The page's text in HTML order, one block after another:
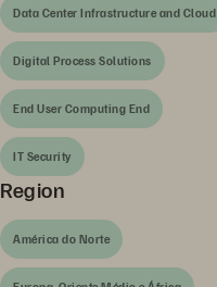
Data Center Infrastructure and Cloud
Digital Process Solutions
End User Computing End
IT Security
Region
América do Norte